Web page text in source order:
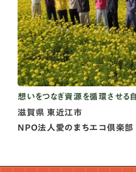
想いをつなぎ資源を循環させる
滋賀県 東近江市
NPO法人愛のまちエコ倶楽部